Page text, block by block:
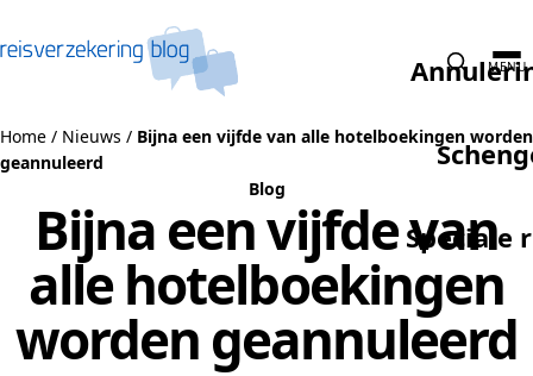
Speciale
MENU
Home / Nieuws / Bijna een vijfde van alle hotelboekingen worden
geannuleerd
Blog
Bijna een vijfde van
alle hotelboekingen
worden geannuleerd